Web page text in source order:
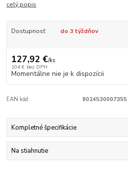
celý popis
Dostupnosť do 3 týždňov
127,92 €/ks
104 € bez DPH
Momentálne nie je k dispozícii
EAN kód: 8024530007355
Kompletné špecifikácie
Na stiahnutie